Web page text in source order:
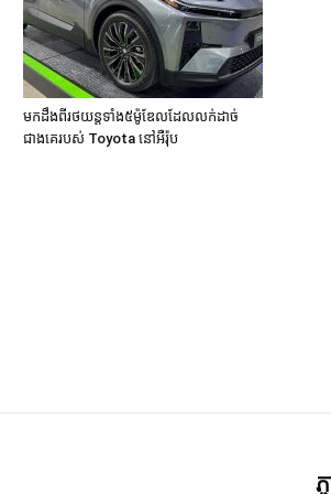
មកដឹងពីរថយន្តទាំង៥ម៉ូឌែលដែលលក់ដាច់
ជាងគេរបស់ Toyota នៅអឺរ៉ុប